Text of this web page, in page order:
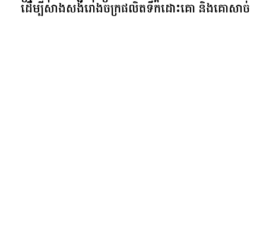
ដើម្បីសាងសង់រោងចក្រផលិតទឹកដោះគោ និងគោសាច់